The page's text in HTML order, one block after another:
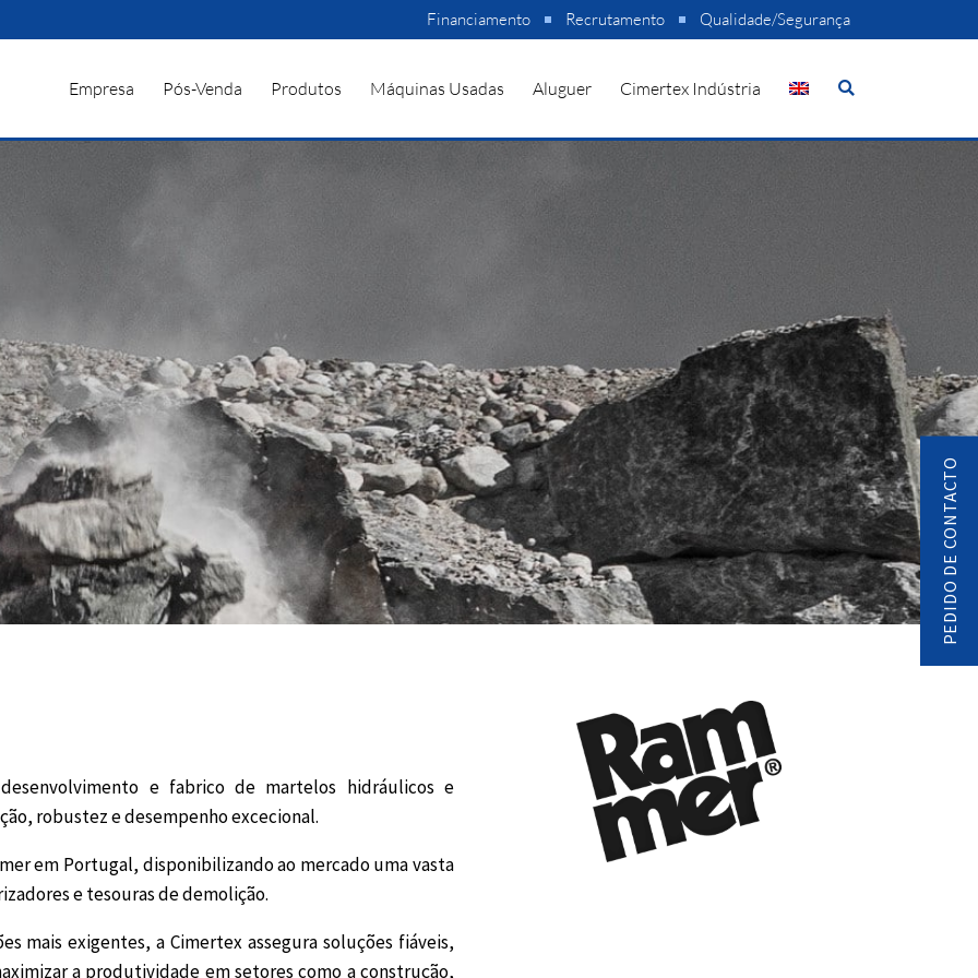
Financiamento Recrutamento Qualidade/Segurança
Empresa Pós-Venda Produtos Máquinas Usadas Aluguer Cimertex Indústria
e fabrico de martelos hidráulicos e
robustez e desempenho excecional.
em Portugal, disponibilizando ao mercado uma vasta
e tesouras de demolição.
mais exigentes, a Cimertex assegura soluções fiáveis,
a produtividade em setores como a construção,
PEDIDO DE CONTACTO